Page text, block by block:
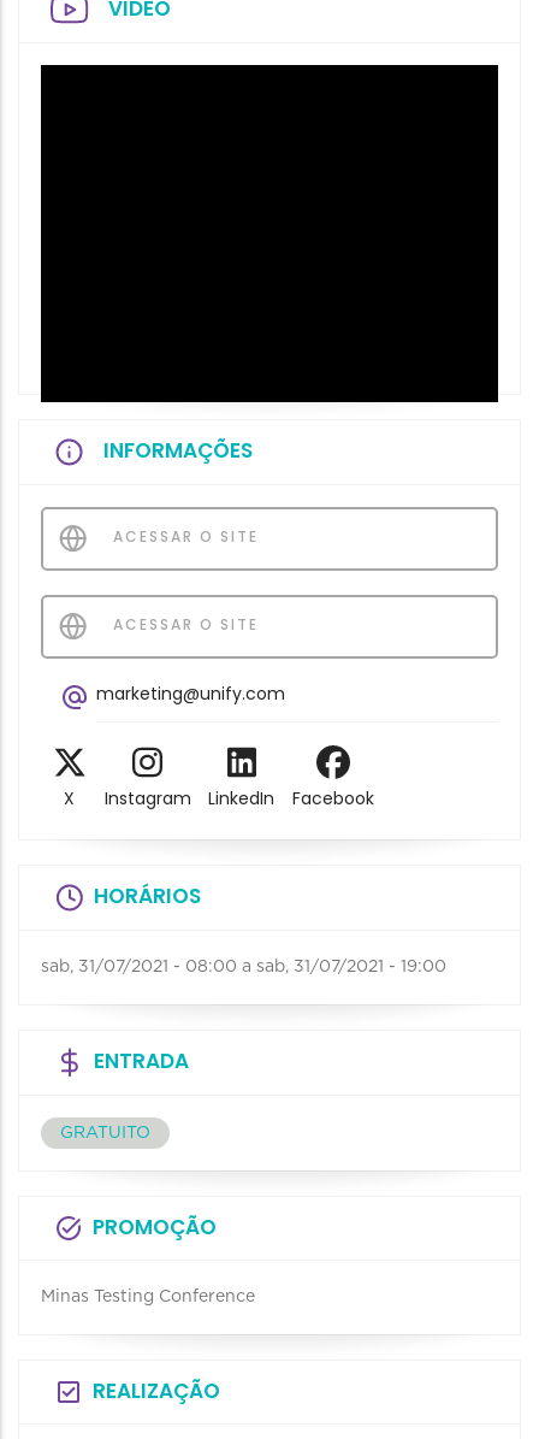
VIDEO
INFORMAÇÕES
ACESSAR O SITE
ACESSAR O SITE
marketing@unify.com
X Instagram LinkedIn Facebook
HORÁRIOS
sab, 31/07/2021 - 08:00 a sab, 31/07/2021 - 19:00
ENTRADA
GRATUITO
PROMOÇÃO
Minas Testing Conference
REALIZAÇÃO